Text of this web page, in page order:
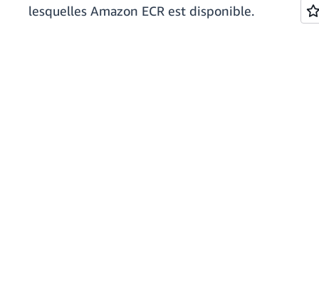
lesquelles Amazon ECR est disponible.